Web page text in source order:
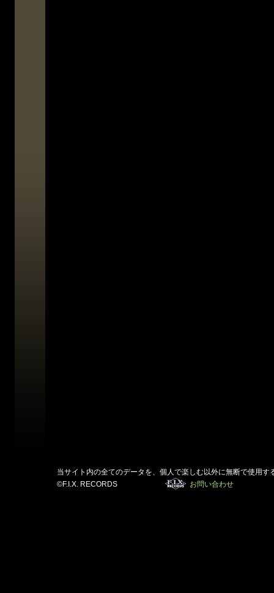
当サイト内の全てのデータを、個人で楽しむ以外に無断で使用す
©F.I.X. RECORDS
お問い合わせ